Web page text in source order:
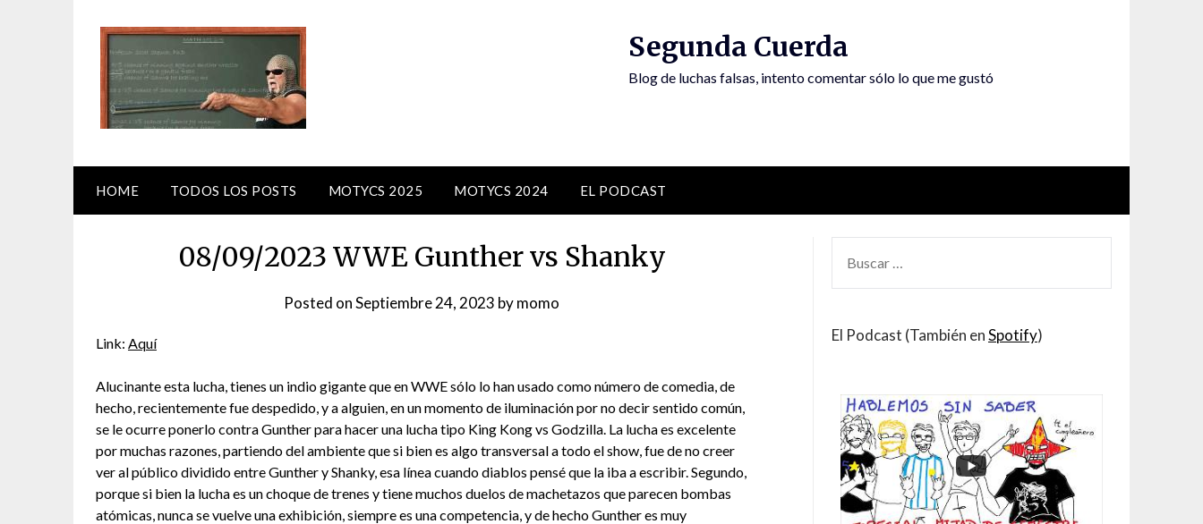
Segunda Cuerda
Blog de luchas falsas, intento comentar sólo lo que me gustó
HOME TODOS LOS POSTS MOTYCS 2025 MOTYCS 2024 EL PODCAST
08/09/2023 WWE Gunther vs Shanky
Posted onSeptiembre 24, 2023 bymomo
Link: Aquí
Alucinante esta lucha, tienes un indio gigante que en WWE sólo lo han usado como número de comedia, de
hecho, recientemente fue despedido, y a alguien, en un momento de iluminación por no decir sentido común,
se le ocurre ponerlo contra Gunther para hacer una lucha tipo King Kong vs Godzilla. La lucha es excelente
por muchas razones, partiendo del ambiente que si bien es algo transversal a todo el show, fue de no creer
ver al público dividido entre Gunther y Shanky, esa línea cuando diablos pensé que la iba a escribir. Segundo,
porque si bien la lucha es un choque de trenes y tiene muchos duelos de machetazos que parecen bombas
atómicas, nunca se vuelve una exhibición, siempre es una competencia, y de hecho Gunther es muy
POR:
El Podcast (También enSpotify)